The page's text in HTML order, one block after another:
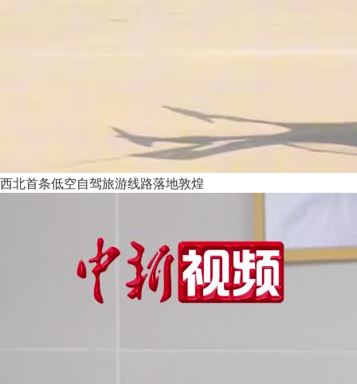
西北首条低空自驾旅游线路落地敦煌